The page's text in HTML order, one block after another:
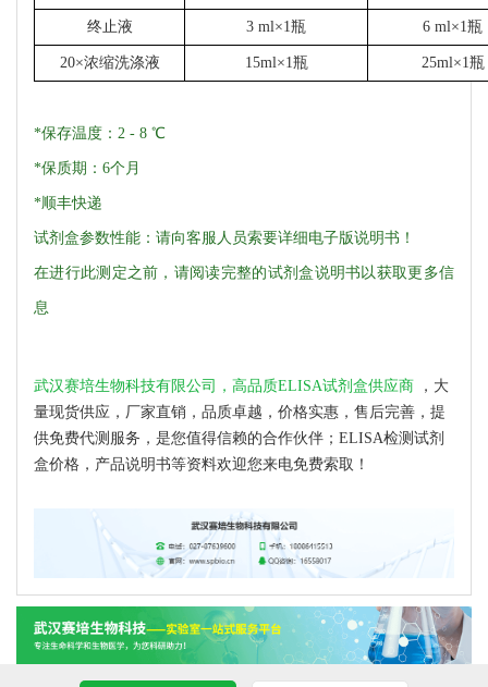
终止液 3 ml×1瓶 6 ml×1瓶
20×浓缩洗涤液 15ml×1瓶 25ml×1瓶
*保存温度：2 - 8 ℃
*保质期：6个月
*顺丰快递
试剂盒参数性能：请向客服人员索要详细电子版说明书！
在进行此测定之前，请阅读完整的试剂盒说明书以获取更多信
息
武汉赛培生物科技有限公司，高品质ELISA试剂盒供应商
，大
量现货供应，厂家直销，品质卓越，价格实惠，售后完善，提
供免费代测服务，是您值得信赖的合作伙伴；ELISA检测试剂
盒价格，产品说明书等资料欢迎您来电免费索取！